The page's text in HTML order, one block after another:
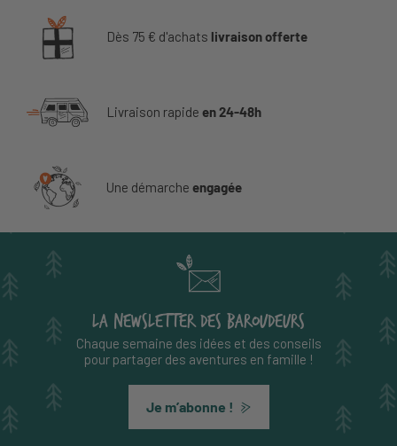
Dès 75 € d'achats livraison offerte
Livraison rapide en 24-48h
Une démarche engagée
LA NEWSLETTER DES BAROUDEURS
Chaque semaine des idées et des conseils
pour partager des aventures en famille !
Je m’abonne !